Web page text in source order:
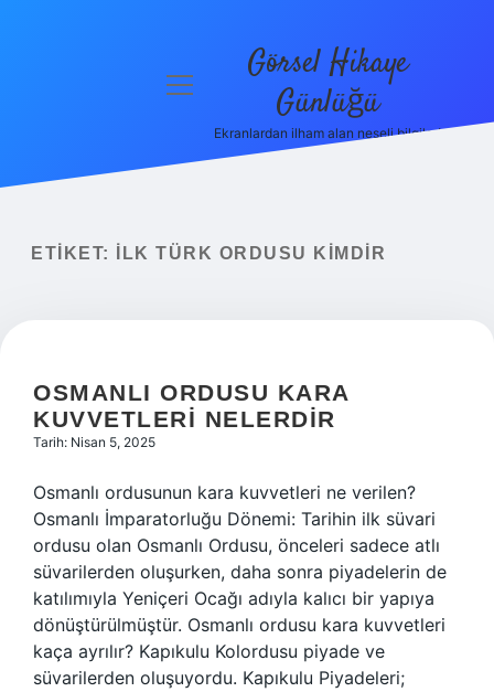
menüyü
Görsel Hikaye
Günlüğü
Ekranlardan ilham alan neşeli bilgiler!
ETIKET: İLK TÜRK ORDUSU KIMDIR
OSMANLI ORDUSU KARA
KUVVETLERI NELERDIR
Tarih: Nisan 5, 2025
Osmanlı ordusunun kara kuvvetleri ne verilen?
Osmanlı İmparatorluğu Dönemi: Tarihin ilk süvari
ordusu olan Osmanlı Ordusu, önceleri sadece atlı
süvarilerden oluşurken, daha sonra piyadelerin de
katılımıyla Yeniçeri Ocağı adıyla kalıcı bir yapıya
dönüştürülmüştür. Osmanlı ordusu kara kuvvetleri
kaça ayrılır? Kapıkulu Kolordusu piyade ve
süvarilerden oluşuyordu. Kapıkulu Piyadeleri;